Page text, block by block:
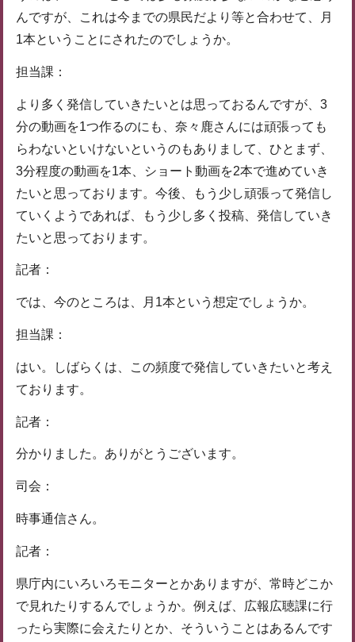
んですが、これは今までの県民だより等と合わせて、月
1本ということにされたのでしょうか。
担当課：
より多く発信していきたいとは思っておるんですが、3
分の動画を1つ作るのにも、奈々鹿さんには頑張っても
らわないといけないというのもありまして、ひとまず、
3分程度の動画を1本、ショート動画を2本で進めていき
たいと思っております。今後、もう少し頑張って発信し
ていくようであれば、もう少し多く投稿、発信していき
たいと思っております。
記者：
では、今のところは、月1本という想定でしょうか。
担当課：
はい。しばらくは、この頻度で発信していきたいと考え
ております。
記者：
分かりました。ありがとうございます。
司会：
時事通信さん。
記者：
県庁内にいろいろモニターとかありますが、常時どこか
で見れたりするんでしょうか。例えば、広報広聴課に行
ったら実際に会えたりとか、そういうことはあるんです